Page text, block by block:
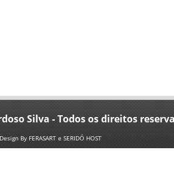
Silva - Todos os direitos
Design By FERASART e SERIDÓ HOST